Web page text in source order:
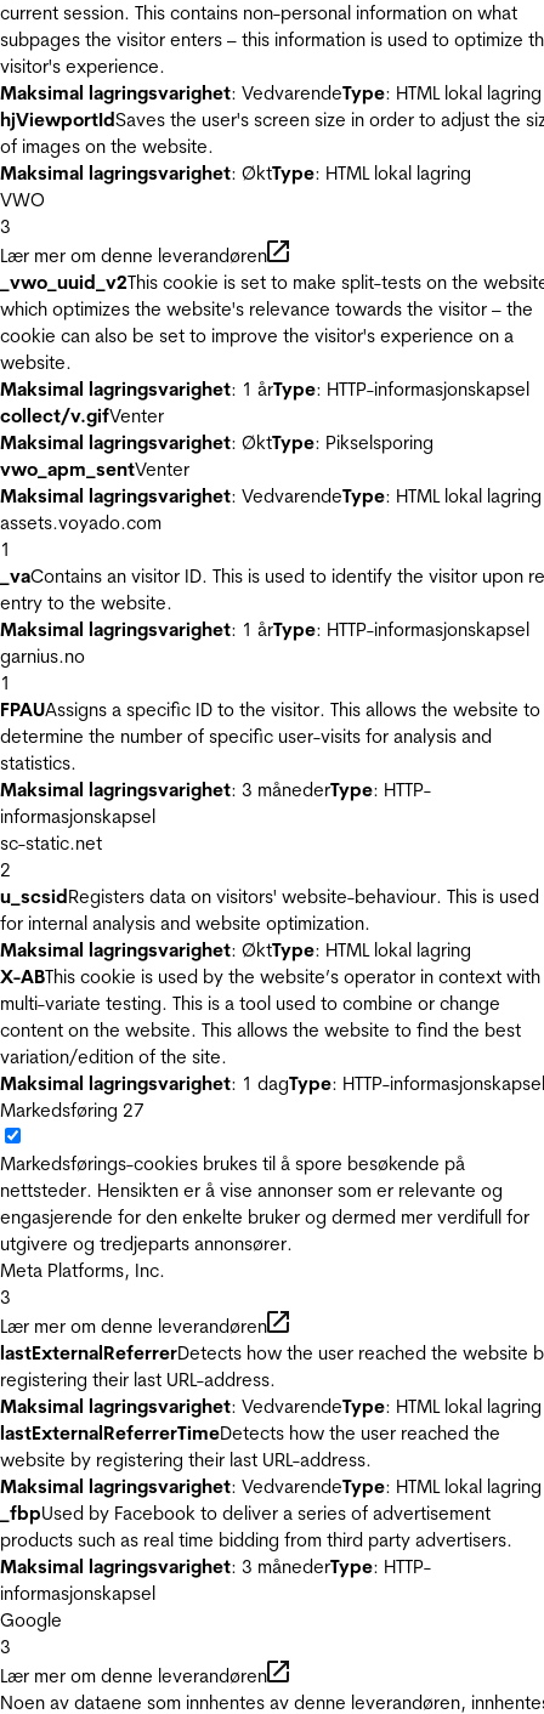
current session. This contains non-personal information on what
subpages the visitor enters – this information is used to optimize
visitor's experience.
Maksimal lagringsvarighet: VedvarendeType: HTML lokal lagring
hjViewportIdSaves the user's screen size in order to adjust the
of images on the website.
Maksimal lagringsvarighet: ØktType: HTML lokal lagring
VWO
3
Lær mer om denne leverandøren
_vwo_uuid_v2This cookie is set to make split-tests on the
which optimizes the website's relevance towards the visitor – the
cookie can also be set to improve the visitor's experience on a
website.
Maksimal lagringsvarighet: 1 årType: HTTP-informasjonskapsel
collect/v.gifVenter
Maksimal lagringsvarighet: ØktType: Pikselsporing
vwo_apm_sentVenter
Maksimal lagringsvarighet: VedvarendeType: HTML lokal lagring
assets.voyado.com
1
_vaContains an visitor ID. This is used to identify the visitor upon
entry to the website.
Maksimal lagringsvarighet: 1 årType: HTTP-informasjonskapsel
garnius.no
1
FPAUAssigns a specific ID to the visitor. This allows the website to
determine the number of specific user-visits for analysis and
statistics.
Maksimal lagringsvarighet: 3 månederType: HTTP-
informasjonskapsel
sc-static.net
2
u_scsidRegisters data on visitors' website-behaviour. This is used
for internal analysis and website optimization.
Maksimal lagringsvarighet: ØktType: HTML lokal lagring
X-ABThis cookie is used by the website’s operator in context with
multi-variate testing. This is a tool used to combine or change
content on the website. This allows the website to find the best
variation/edition of the site.
Maksimal lagringsvarighet: 1 dagType: HTTP-informasjonskapsel
Markedsføring 27
Markedsførings-cookies brukes til å spore besøkende på
nettsteder. Hensikten er å vise annonser som er relevante og
engasjerende for den enkelte bruker og dermed mer verdifull for
utgivere og tredjeparts annonsører.
Meta Platforms, Inc.
3
Lær mer om denne leverandøren
lastExternalReferrerDetects how the user reached the website
registering their last URL-address.
Maksimal lagringsvarighet: VedvarendeType: HTML lokal lagring
lastExternalReferrerTimeDetects how the user reached the
website by registering their last URL-address.
Maksimal lagringsvarighet: VedvarendeType: HTML lokal lagring
_fbpUsed by Facebook to deliver a series of advertisement
products such as real time bidding from third party advertisers.
Maksimal lagringsvarighet: 3 månederType: HTTP-
informasjonskapsel
Google
3
Lær mer om denne leverandøren
Noen av dataene som innhentes av denne leverandøren,